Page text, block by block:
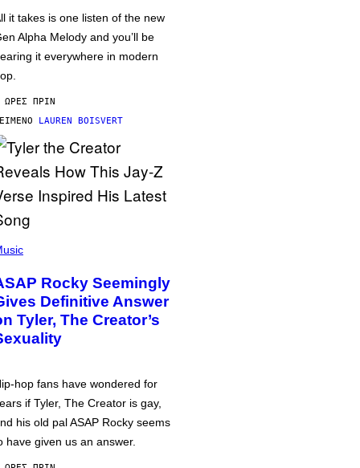
it takes is one listen of the new
Alpha Melody and you’ll be
it everywhere in modern
ΏΡΕΣ ΠΡΙΝ
LAUREN BOISVERT
Rocky Seemingly
Definitive Answer
Tyler, The Creator’s
hop fans have wondered for
if Tyler, The Creator is gay,
his old pal ASAP Rocky seems
have given us an answer.